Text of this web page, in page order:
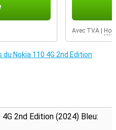
fait revivre le jeu nostalgique de
non seulement un téléphone
nostalgie. En outre, le
telles qu'une lampe de
Avec TVA
Nokia 110 4G 2nd Edition
2nd Edition (2024) Bleu: